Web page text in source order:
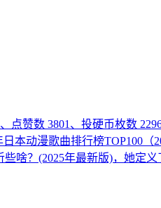
点赞数 3801、投硬币枚数
本动漫歌曲排行榜TOP100
啥？(2025年最新版)，她定